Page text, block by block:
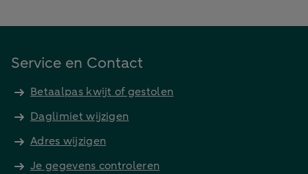
Service en Contact
Betaalpas kwijt of gestolen
Daglimiet wijzigen
Adres wijzigen
Je gegevens controleren